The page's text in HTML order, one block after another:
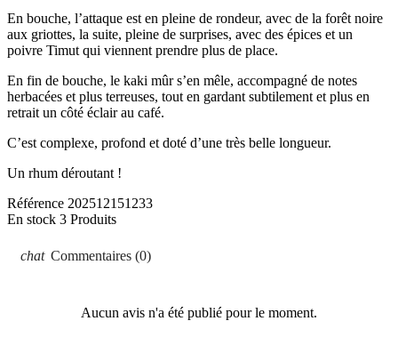
En bouche, l’attaque est en pleine de rondeur, avec de la forêt noire
aux griottes, la suite, pleine de surprises, avec des épices et un
poivre Timut qui viennent prendre plus de place.
En fin de bouche, le kaki mûr s’en mêle, accompagné de notes
herbacées et plus terreuses, tout en gardant subtilement et plus en
retrait un côté éclair au café.
C’est complexe, profond et doté d’une très belle longueur.
Un rhum déroutant !
Référence 202512151233
En stock 3 Produits
Commentaires (0)
Aucun avis n'a été publié pour le moment.